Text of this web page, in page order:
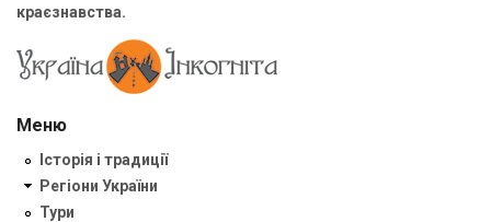
краєзнавства.
Меню
Історія і традиції
Регіони України
Тури